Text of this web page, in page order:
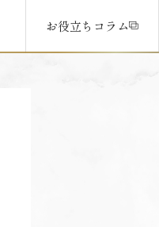
お役立ちコラム